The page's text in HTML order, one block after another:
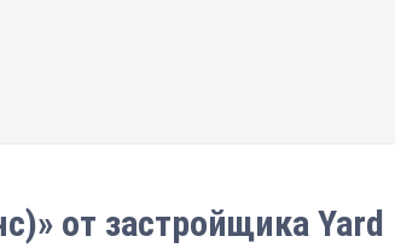
от застройщика Yard